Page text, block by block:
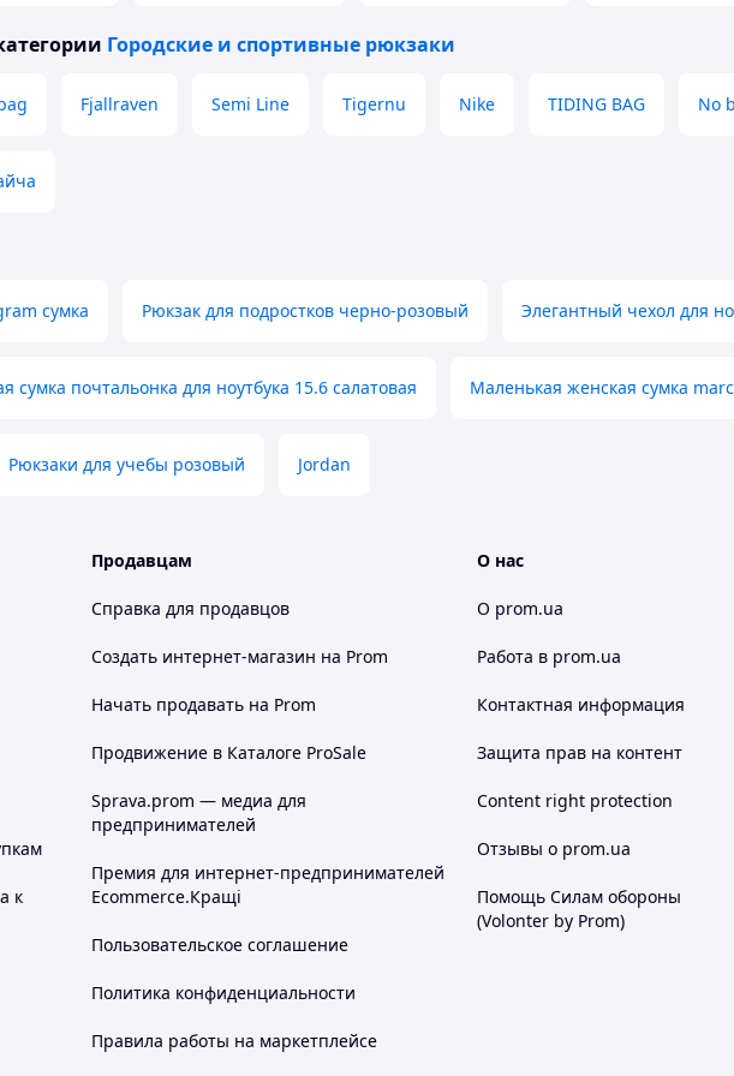
Городские и спортивные рюкзаки
Fjallraven Semi Line Tigernu Nike TIDING BAG No
сумка Рюкзак для подростков черно-розовый Элегантный чехол для
сумка почтальонка для ноутбука 15.6 салатовая Маленькая женская сумка
Рюкзаки для учебы розовый Jordan
к
Продавцам
Справка для продавцов
Создать интернет-магазин на Prom
Начать продавать на Prom
Продвижение в Каталоге ProSale
Sprava.prom — медиа для
предпринимателей
Премия для интернет-предпринимателей
Ecommerce.Кращі
Пользовательское соглашение
Политика конфиденциальности
Правила работы на маркетплейсе
О нас
О prom.ua
Работа в prom.ua
Контактная информация
Защита прав на контент
Content right protection
Отзывы о prom.ua
Помощь Силам обороны
(Volonter by Prom)